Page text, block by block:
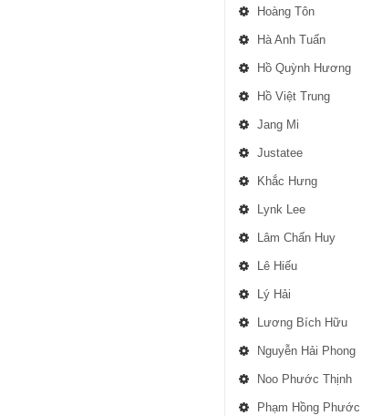
Hoàng Tôn
Hà Anh Tuấn
Hồ Quỳnh Hương
Hồ Việt Trung
Jang Mi
Justatee
Khắc Hưng
Lynk Lee
Lâm Chấn Huy
Lê Hiếu
Lý Hải
Lương Bích Hữu
Nguyễn Hải Phong
Noo Phước Thịnh
Phạm Hồng Phước